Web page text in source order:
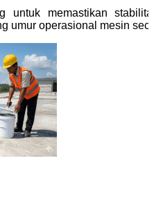
untuk memastikan
umur operasional mesin